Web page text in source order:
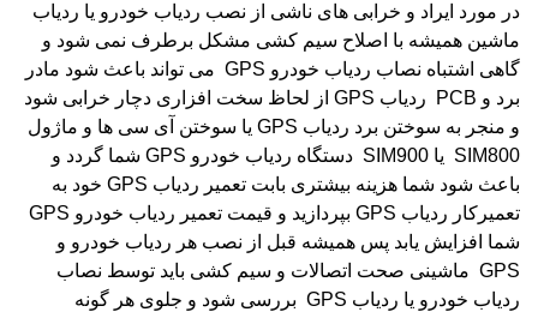
در مورد ایراد و خرابی های ناشی از نصب ردیاب خودرو یا ردیاب
ماشین همیشه با اصلاح سیم کشی مشکل برطرف نمی شود و
گاهی اشتباه نصاب ردیاب خودرو GPS می تواند باعث شود مادر
برد و PCB ردیاب GPS از لحاظ سخت افزاری دچار خرابی شود
و منجر به سوختن برد ردیاب GPS یا سوختن آی سی ها و ماژول
SIM800 یا SIM900 دستگاه ردیاب خودرو GPS شما گردد و
باعث شود شما هزینه بیشتری بابت تعمیر ردیاب GPS خود به
تعمیرکار ردیاب GPS بپردازید و قیمت تعمیر ردیاب خودرو GPS
شما افزایش یابد پس همیشه قبل از نصب هر ردیاب خودرو و
GPS ماشینی صحت اتصالات و سیم کشی باید توسط نصاب
ردیاب خودرو یا ردیاب GPS بررسی شود و جلوی هر گونه